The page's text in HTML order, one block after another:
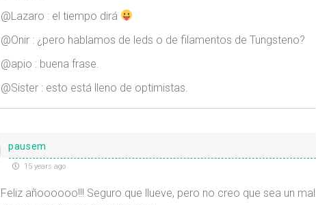
@Lazaro : el tiempo dirá
@Onir : ¿pero hablamos de leds o de filamentos de Tungsteno?
@apio : buena frase.
@Sister : esto está lleno de optimistas.
pausem
15 years ago
Feliz añoooooo!!! Seguro que llueve, pero no creo que sea un mal